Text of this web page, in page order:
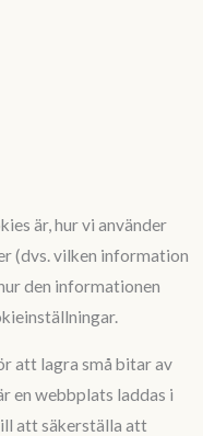
är, hur vi använder
(dvs. vilken information
den informationen
att lagra små bitar av
en webbplats laddas i
att säkerställa att